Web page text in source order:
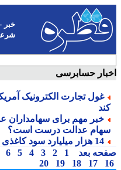
-
شرعی-
حسابرسی
عدالت درست است؟
14 هزار میلیارد سود کاغذی یک بانک دولتی پرید
بعد
1
2
3
4
5
6
7
17
18
19
20